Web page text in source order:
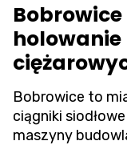
Bobrowice to
ciągniki
maszyny